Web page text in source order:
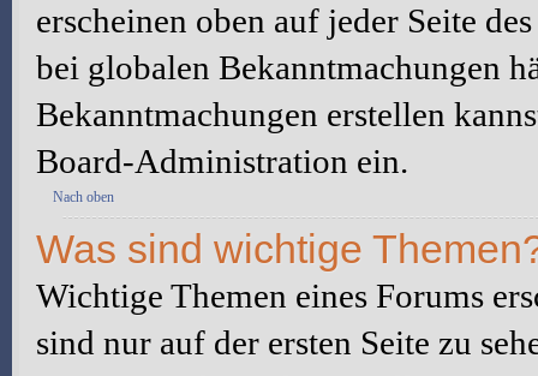
erscheinen oben auf jeder Seite
bei globalen Bekanntmachungen
Bekanntmachungen erstellen
Board-Administration ein.
Nach oben
Was sind wichtige
Wichtige Themen eines Forums
sind nur auf der ersten Seite zu